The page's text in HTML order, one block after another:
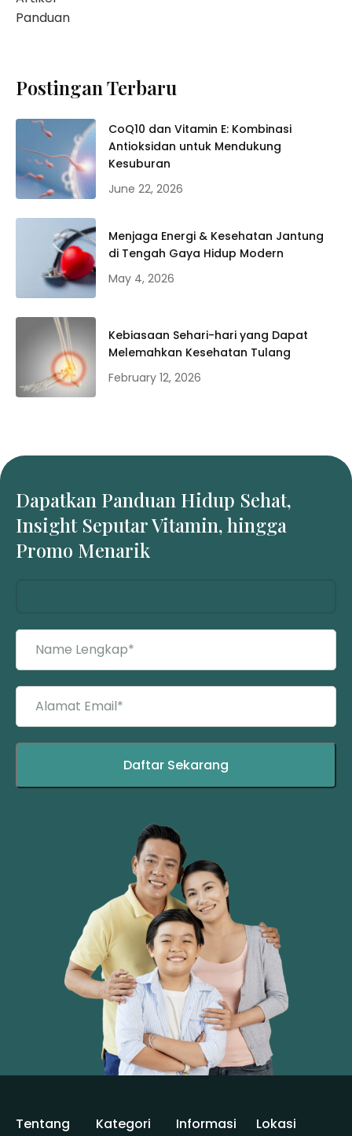
Panduan
Postingan Terbaru
CoQ10 dan Vitamin E: Kombinasi
Antioksidan untuk Mendukung
Kesuburan
June 22, 2026
Menjaga Energi & Kesehatan Jantung
di Tengah Gaya Hidup Modern
May 4, 2026
Kebiasaan Sehari-hari yang Dapat
Melemahkan Kesehatan Tulang
February 12, 2026
Dapatkan Panduan Hidup Sehat,
Insight Seputar Vitamin, hingga
Promo Menarik
Tentang
Kategori Informasi Lokasi